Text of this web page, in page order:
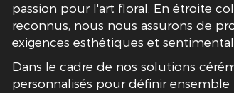
passion pour l'art floral. En étroite
reconnus, nous nous assurons de
exigences esthétiques et
Dans le cadre de nos solutions
personnalisés pour définir